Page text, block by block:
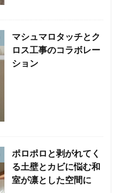
マシュマロタッチとク
ロス工事のコラボレー
ション
ポロポロと剥がれてく
る土壁とカビに悩む和
室が凛とした空間に